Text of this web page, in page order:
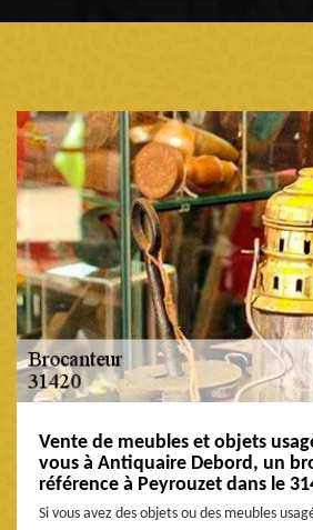
Vente de meubles et objets
vous à Antiquaire Debord, un
référence à Peyrouzet dans le
Si vous avez des objets ou des meubles